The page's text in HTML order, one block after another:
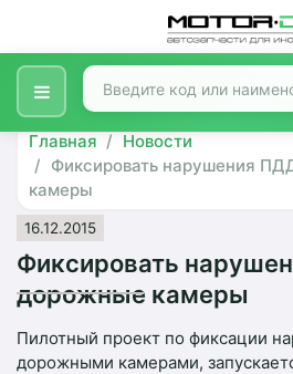
Главная
Новости
Фиксировать нарушения
камеры
16.12.2015
Фиксировать
дорожные камеры
Пилотный проект по фиксации
дорожными камерами,